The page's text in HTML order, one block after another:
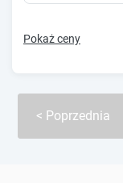
Pokaż ceny
Poprzednia